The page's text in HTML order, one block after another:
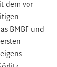
dem vor
BMBF und